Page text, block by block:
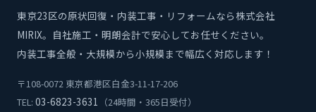
東京23区の原状回復・内装工事・リフォームなら株式会社
MIRIX。自社施工・明朗会計で安心してお任せください。
内装工事全般・大規模から小規模まで幅広く対応します！
〒108-0072 東京都港区白金3-11-17-206
TEL: 03-6823-3631
（24時間・365日受付）